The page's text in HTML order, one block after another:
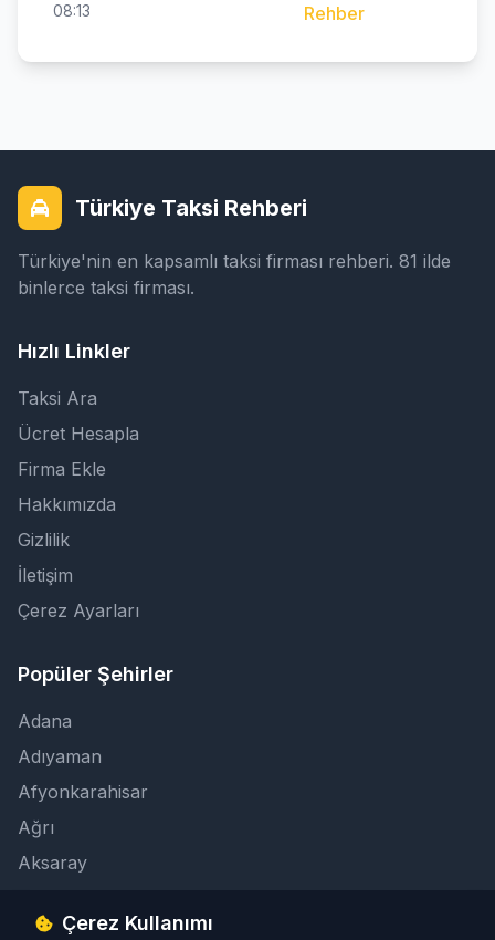
08:13
Rehber
Türkiye Taksi Rehberi
Türkiye'nin en kapsamlı taksi firması rehberi. 81 ilde
binlerce taksi firması.
Hızlı Linkler
Taksi Ara
Ücret Hesapla
Firma Ekle
Hakkımızda
Gizlilik
İletişim
Çerez Ayarları
Popüler Şehirler
Adana
Adıyaman
Afyonkarahisar
Ağrı
Aksaray
İletişimÇerez Kullanımı